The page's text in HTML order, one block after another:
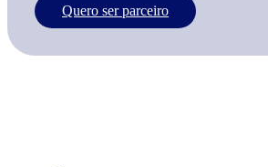
Quero ser parceiro